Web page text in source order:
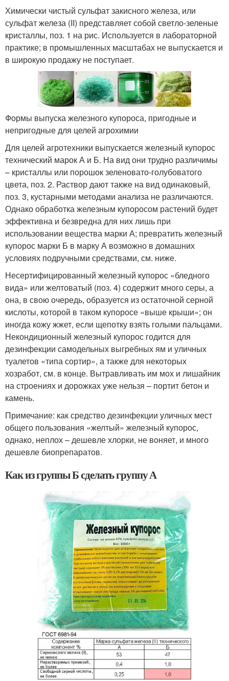
Химически чистый сульфат закисного железа, или
сульфат железа (II) представляет собой светло-зеленые
кристаллы, поз. 1 на рис. Используется в лабораторной
практике; в промышленных масштабах не выпускается и
в широкую продажу не поступает.
Формы выпуска железного купороса, пригодные и
непригодные для целей агрохимии
Для целей агротехники выпускается железный купорос
технический марок А и Б. На вид они трудно различимы
– кристаллы или порошок зеленовато-голубоватого
цвета, поз. 2. Раствор дают также на вид одинаковый,
поз. 3, кустарными методами анализа не различаются.
Однако обработка железным купоросом растений будет
эффективна и безвредна для них лишь при
использовании вещества марки А; превратить железный
купорос марки Б в марку А возможно в домашних
условиях подручными средствами, см. ниже.
Несертифицированный железный купорос «бледного
вида» или желтоватый (поз. 4) содержит много серы, а
она, в свою очередь, образуется из остаточной серной
кислоты, которой в таком купоросе «выше крыши»; он
иногда кожу жжет, если щепотку взять голыми пальцами.
Некондиционный железный купорос годится для
дезинфекции самодельных выгребных ям и уличных
туалетов «типа сортир», а также для некоторых
хозработ, см. в конце. Вытравливать им мох и лишайник
на строениях и дорожках уже нельзя – портит бетон и
камень.
Примечание: как средство дезинфекции уличных мест
общего пользования «желтый» железный купорос,
однако, неплох – дешевле хлорки, не воняет, и много
дешевле биопрепаратов.
Как из группы Б сделать группу А